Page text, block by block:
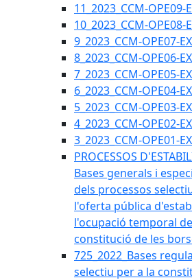
11_2023_CCM-OPE09-
10_2023_CCM-OPE08-
9_2023_CCM-OPE07-
8_2023_CCM-OPE06-
7_2023_CCM-OPE05-
6_2023_CCM-OPE04-
5_2023_CCM-OPE03-
4_2023_CCM-OPE02-
3_2023_CCM-OPE01-
PROCESSOS
Bases generals i
dels processos
l'oferta pública
l'ocupació temporal
constitució de les
725_2022_Bases
selectiu per a la